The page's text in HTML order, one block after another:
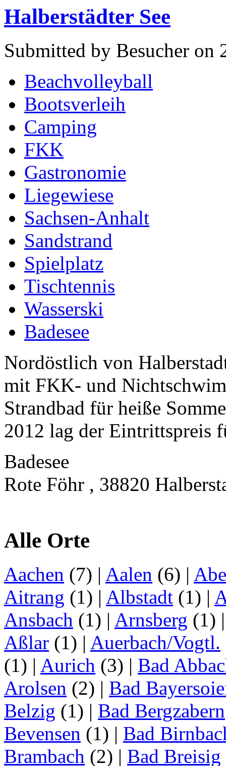
Halberstädter See
Submitted by Besucher on
Beachvolleyball
Bootsverleih
Camping
FKK
Gastronomie
Liegewiese
Sachsen-Anhalt
Sandstrand
Spielplatz
Tischtennis
Wasserski
Badesee
Nordöstlich von
mit FKK- und
Strandbad für heiße
2012 lag der Eintrittspreis
Badesee
Rote Föhr , 38820
Alle Orte
Aachen (7) | Aalen (6) |
Aitrang (1) | Albstadt (1) |
Ansbach (1) | Arnsberg (1)
Aßlar (1) | Auerbach/Vogtl.
(1) | Aurich (3) | Bad
Arolsen (2) | Bad
Belzig (1) | Bad Bergzabern
Bevensen (1) | Bad
Brambach (2) | Bad Breisig